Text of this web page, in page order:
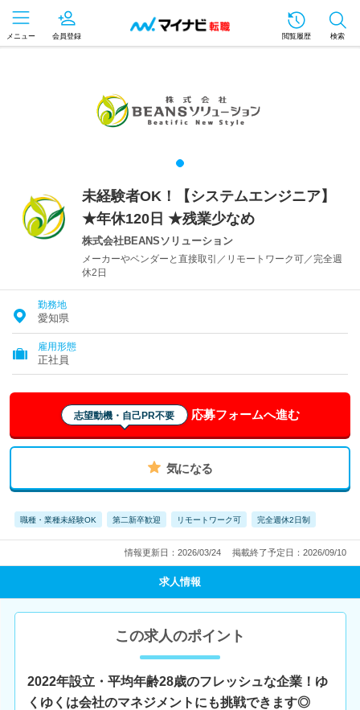
メニュー 会員登録 閲覧履歴 検索
未経験者OK！【システムエンジニア】
★年休120日 ★残業少なめ
株式会社BEANSソリューション
メーカーやベンダーと直接取引／リモートワーク可／完全週
休2日
勤務地
愛知県
雇用形態
正社員
志望動機・自己PR不要 応募フォームへ進む
気になる
職種・業種未経験OK 第二新卒歓迎 リモートワーク可 完全週休2日制
情報更新日：2026/03/24 掲載終了予定日：2026/09/10
求人情報
この求人のポイント
2022年設立・平均年齢28歳のフレッシュな企業！ゆ
くゆくは会社のマネジメントにも挑戦できます◎